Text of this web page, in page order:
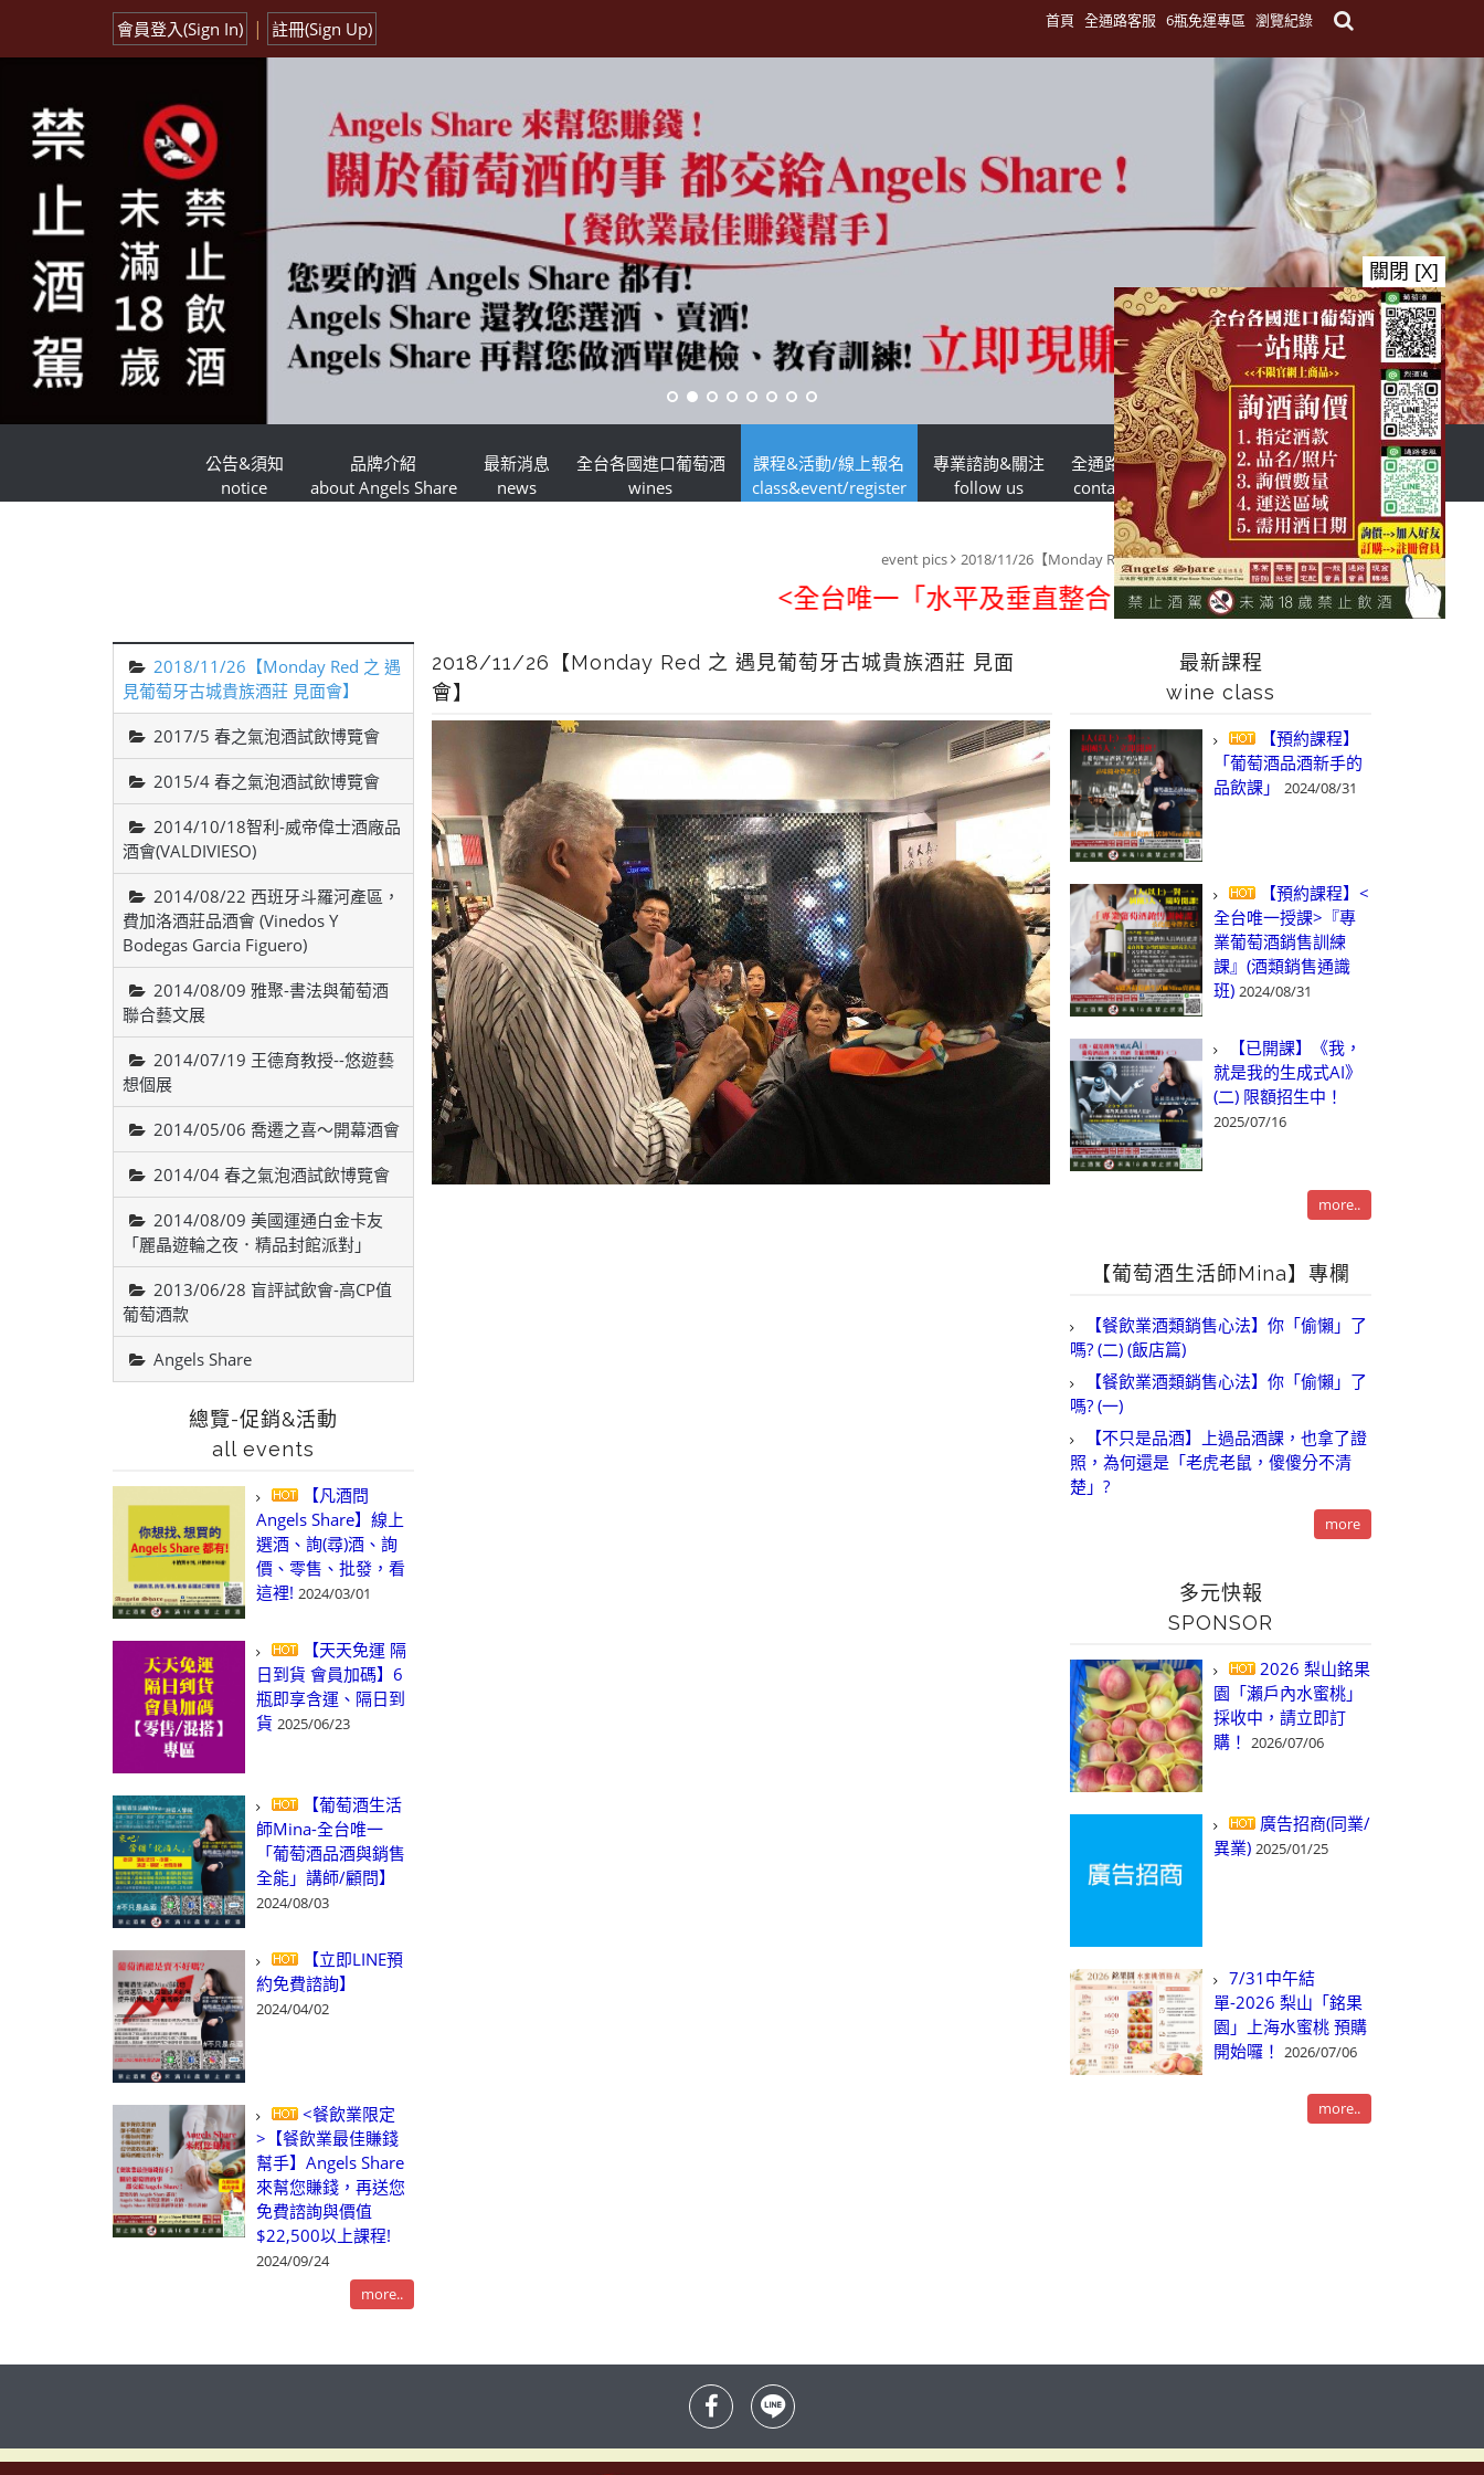
首頁 全通路客服 6瓶免運專區 瀏覽紀錄
會員登入(Sign In) | 註冊(Sign Up)
公告&須知
notice
品牌介紹
about Angels Share
最新消息
news
全台各國進口葡萄酒
wines
課程&活動/線上報名
class&event/register
專業諮詢&關注
follow us
全通路客服
contact us
台灣酒商聯盟
TWSMA
課程&活動/線上報名
class&event/register
品酒紀錄
event pics
2018/11/26【Monday Red 之 遇見葡萄牙古城貴族酒莊 見面會】
<全台唯一「水平及垂直整合、一次購足」各國進口酒類商品 專
2018/11/26【Monday Red 之 遇
見葡萄牙古城貴族酒莊 見面會】
2017/5 春之氣泡酒試飲博覽會
2015/4 春之氣泡酒試飲博覽會
2014/10/18智利-威帝偉士酒廠品
酒會(VALDIVIESO)
2014/08/22 西班牙斗羅河產區，
費加洛酒莊品酒會 (Vinedos Y
Bodegas Garcia Figuero)
2014/08/09 雅聚-書法與葡萄酒
聯合藝文展
2014/07/19 王德育教授--悠遊藝
想個展
2014/05/06 喬遷之喜～開幕酒會
2014/04 春之氣泡酒試飲博覽會
2014/08/09 美國運通白金卡友
「麗晶遊輪之夜．精品封館派對」
2013/06/28 盲評試飲會-高CP值
葡萄酒款
Angels Share
總覽-促銷&活動
all events
【凡酒問
Angels Share】線上
選酒、詢(尋)酒、詢
價、零售、批發，看
這裡! 2024/03/01
【天天免運 隔
日到貨 會員加碼】6
瓶即享含運、隔日到
貨 2025/06/23
【葡萄酒生活
師Mina-全台唯一
「葡萄酒品酒與銷售
全能」講師/顧問】
2024/08/03
【立即LINE預
約免費諮詢】
2024/04/02
<餐飲業限定
>【餐飲業最佳賺錢
幫手】Angels Share
來幫您賺錢，再送您
免費諮詢與價值
$22,500以上課程!
2024/09/24
more..
最新課程
wine class
【預約課程】
「葡萄酒品酒新手的
品飲課」
2024/08/31
【預約課程】<
全台唯一授課>『專
業葡萄酒銷售訓練
課』(酒類銷售通識
班) 2024/08/31
【已開課】《我，
就是我的生成式AI》
(二) 限額招生中！
2025/07/16
more..
【葡萄酒生活師Mina】專欄
【餐飲業酒類銷售心法】你「偷懶」了
嗎? (二) (飯店篇)
【餐飲業酒類銷售心法】你「偷懶」了
嗎? (一)
【不只是品酒】上過品酒課，也拿了證
照，為何還是「老虎老鼠，傻傻分不清
楚」?
more
多元快報
SPONSOR
2026 梨山銘果
園「瀨戶內水蜜桃」
採收中，請立即訂
購！ 2026/07/06
廣告招商(同業/
異業) 2025/01/25
7/31中午結
單-2026 梨山「銘果
園」上海水蜜桃 預購
開始囉！ 2026/07/06
more..
2018/11/26【Monday Red 之 遇見葡萄牙古城貴族酒莊 見面
會】
關閉 [X]